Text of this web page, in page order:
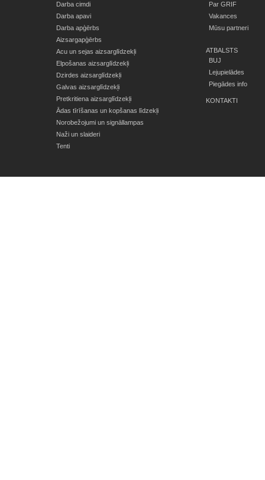
Darba cimdi
Darba apavi
Darba apģērbs
Aizsargapģērbs
Acu un sejas aizsarglīdzekļi
Elpošanas aizsarglīdzekļi
Dzirdes aizsarglīdzekļi
Galvas aizsarglīdzekļi
Pretkritiena aizsarglīdzekļi
Ādas tīrīšanas un kopšanas līdzekļi
Norobežojumi un signāllampas
Naži un slaideri
Tenti
Par GRIF
Vakances
Mūsu partneri
ATBALSTS
BUJ
Lejupielādes
Piegādes info
KONTAKTI